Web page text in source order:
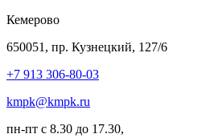
Кемерово
650051, пр. Кузнецкий, 127/6
+7 913 306-80-03
kmpk@kmpk.ru
пн-пт с 8.30 до 17.30,